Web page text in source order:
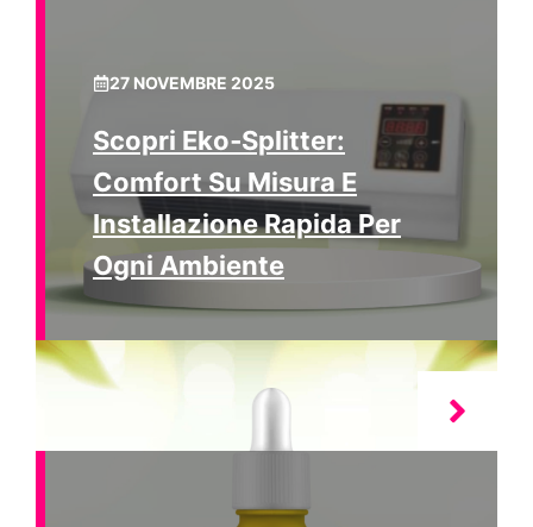
27 NOVEMBRE 2025
Scopri Eko‑Splitter:
Comfort Su Misura E
Installazione Rapida Per
Ogni Ambiente